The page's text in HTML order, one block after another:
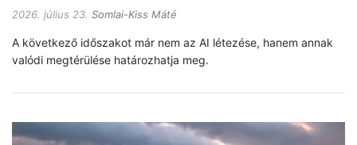
2026. július 23. Somlai-Kiss Máté
A következő időszakot már nem az AI létezése, hanem annak
valódi megtérülése határozhatja meg.